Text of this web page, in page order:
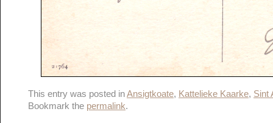
This entry was posted inAnsigtkoate, Kattelieke Kaarke, Sint
Bookmark the permalink.